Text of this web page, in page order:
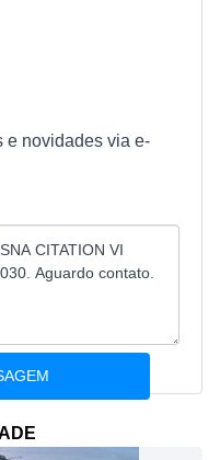
e novidades via e-